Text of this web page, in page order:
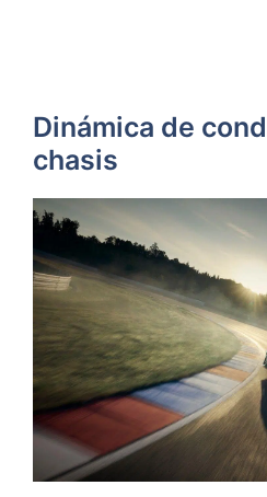
Dinámica de
chasis